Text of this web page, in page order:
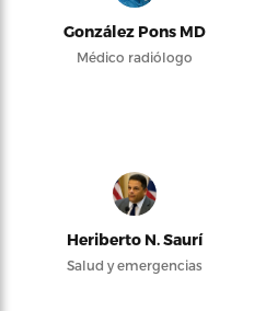
González Pons MD
Médico radiólogo
Heriberto N. Saurí
Salud y emergencias